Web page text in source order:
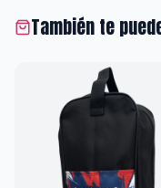
También te